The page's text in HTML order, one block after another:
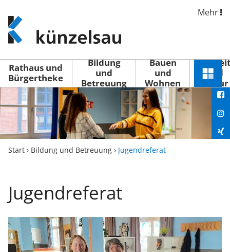
www.kuenzelsau.de
(zur
Startseite)
Mehr
Rathaus und
Bürgertheke
Bildung
und
Betreuung
Bauen
und
Wohnen
Freizeit
und
Kultur
Menü
Start › Bildung und Betreuung › Jugendreferat
Jugendreferat